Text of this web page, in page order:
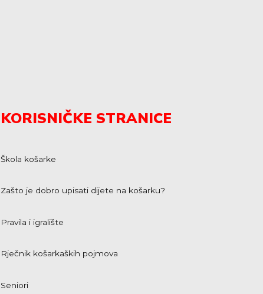
KORISNIČKE STRANICE
Škola košarke
Zašto je dobro upisati dijete na košarku?
Pravila i igralište
Rječnik košarkaških pojmova
Seniori